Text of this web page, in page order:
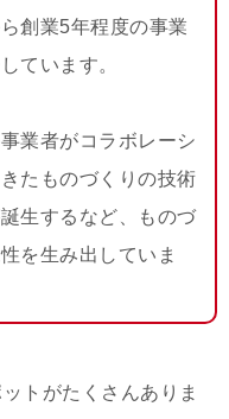
創業5年程度の事業
ています。
業者がコラボレーシ
たものづくりの技術
生するなど、ものづ
を生み出していま
トがたくさんありま